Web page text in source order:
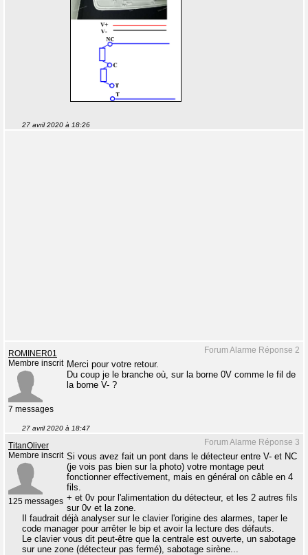
27 avril 2020 à 18:26
Forum Alarme Réponse 2
ROMINER01
Membre inscrit
7 messages
Merci pour votre retour.
Du coup je le branche où, sur la borne 0V comme le fil de
la borne V- ?
27 avril 2020 à 18:47
Forum Alarme Réponse 3
TitanOliver
Membre inscrit
125 messages
Si vous avez fait un pont dans le détecteur entre V- et NC
(je vois pas bien sur la photo) votre montage peut
fonctionner effectivement, mais en général on câble en 4
fils.
+ et 0v pour l'alimentation du détecteur, et les 2 autres fils
sur 0v et la zone.
Il faudrait déjà analyser sur le clavier l'origine des alarmes, taper le
code manager pour arrêter le bip et avoir la lecture des défauts.
Le clavier vous dit peut-être que la centrale est ouverte, un sabotage
sur une zone (détecteur pas fermé), sabotage sirène...